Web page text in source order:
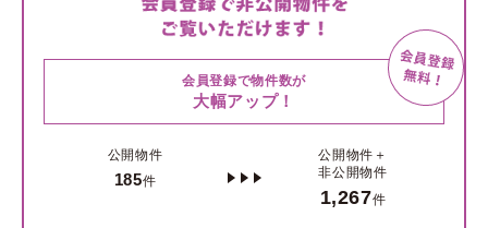
会員登録で物件数が
大幅アップ！
公開物件
185件
公開物件＋
非公開物件
1,267件